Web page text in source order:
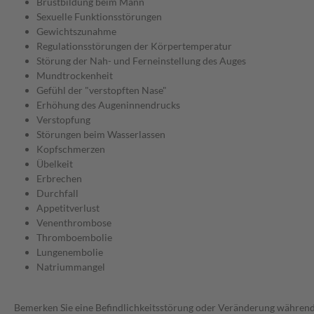
Sexuelle Funktionsstörungen
Gewichtszunahme
Regulationsstörungen der Körpertemperatur
Störung der Nah- und Ferneinstellung des Auges
Mundtrockenheit
Gefühl der "verstopften Nase"
Erhöhung des Augeninnendrucks
Verstopfung
Störungen beim Wasserlassen
Kopfschmerzen
Übelkeit
Erbrechen
Durchfall
Appetitverlust
Venenthrombose
Thromboembolie
Lungenembolie
Natriummangel
Bemerken Sie eine Befindlichkeitsstörung oder Veränderung